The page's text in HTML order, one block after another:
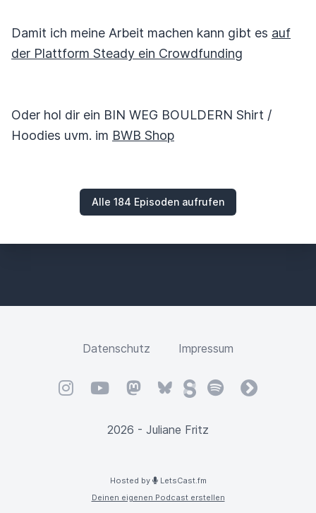
Damit ich meine Arbeit machen kann gibt es auf
der Plattform Steady ein Crowdfunding
Oder hol dir ein BIN WEG BOULDERN Shirt /
Hoodies uvm. im BWB Shop
Alle 184 Episoden aufrufen
Datenschutz Impressum
InstagramYouTubeMastodonBlueskySteadySpotifyfyyd
2026 - Juliane Fritz
Hosted by
LetsCast.fm
Deinen eigenen Podcast erstellen